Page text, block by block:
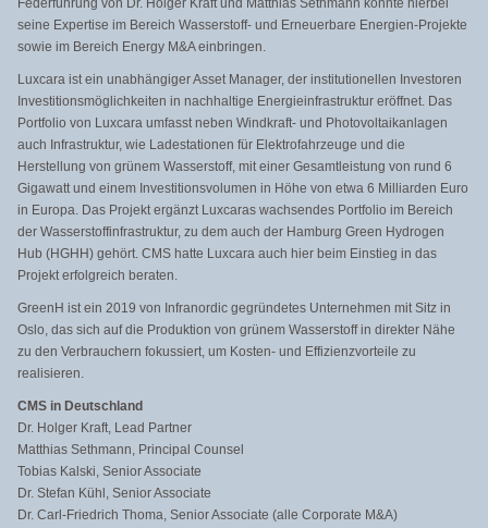
Federführung von Dr. Holger Kraft und Matthias Sethmann konnte hierbei
seine Expertise im Bereich Wasserstoff- und Erneuerbare Energien-Projekte
sowie im Bereich Energy M&A einbringen.
Luxcara ist ein unabhängiger Asset Manager, der institutionellen Investoren
Investitionsmöglichkeiten in nachhaltige Energieinfrastruktur eröffnet. Das
Portfolio von Luxcara umfasst neben Windkraft- und Photovoltaikanlagen
auch Infrastruktur, wie Ladestationen für Elektrofahrzeuge und die
Herstellung von grünem Wasserstoff, mit einer Gesamtleistung von rund 6
Gigawatt und einem Investitionsvolumen in Höhe von etwa 6 Milliarden Euro
in Europa. Das Projekt ergänzt Luxcaras wachsendes Portfolio im Bereich
der Wasserstoffinfrastruktur, zu dem auch der Hamburg Green Hydrogen
Hub (HGHH) gehört. CMS hatte Luxcara auch hier beim Einstieg in das
Projekt erfolgreich beraten.
GreenH ist ein 2019 von Infranordic gegründetes Unternehmen mit Sitz in
Oslo, das sich auf die Produktion von grünem Wasserstoff in direkter Nähe
zu den Verbrauchern fokussiert, um Kosten- und Effizienzvorteile zu
realisieren.
CMS in Deutschland
Dr. Holger Kraft, Lead Partner
Matthias Sethmann, Principal Counsel
Tobias Kalski, Senior Associate
Dr. Stefan Kühl, Senior Associate
Dr. Carl-Friedrich Thoma, Senior Associate (alle Corporate M&A)